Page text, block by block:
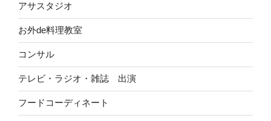
アサスタジオ
お外de料理教室
コンサル
テレビ・ラジオ・雑誌 出演
フードコーディネート